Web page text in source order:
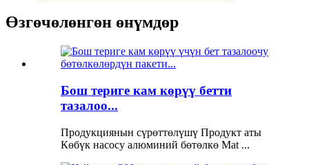
Өзгөчөлөнгөн өнүмдөр
Бош териге кам көрүү бетти
тазалоо...
Продукциянын сүрөттөлүшү Продукт аты
Көбүк насосу алюминий бөтөлкө Mat ...